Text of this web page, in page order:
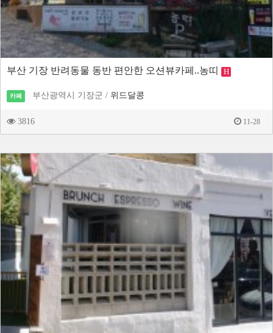
부산 기장 반려동물 동반 편안한 오션뷰카페..농띠 H
카페 부산광역시 기장군 / 위드달콩
3816 11-28